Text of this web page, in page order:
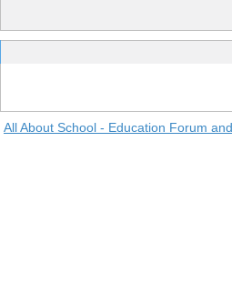
All About School - Education Forum